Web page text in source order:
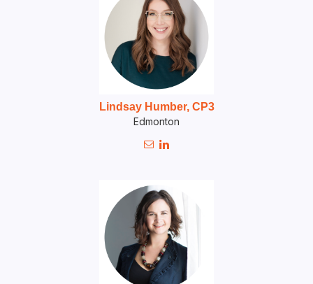
Lindsay Humber, CP3
Edmonton
 